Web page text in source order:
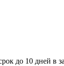
до 10 дней в